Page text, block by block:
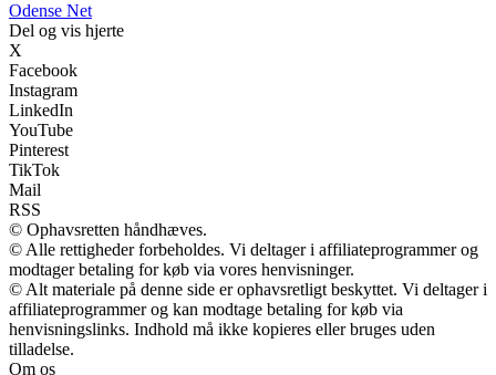
Odense Net
Del og vis hjerte
X
Facebook
Instagram
LinkedIn
YouTube
Pinterest
TikTok
Mail
RSS
© Ophavsretten håndhæves.
© Alle rettigheder forbeholdes. Vi deltager i affiliateprogrammer og
modtager betaling for køb via vores henvisninger.
© Alt materiale på denne side er ophavsretligt beskyttet. Vi deltager i
affiliateprogrammer og kan modtage betaling for køb via
henvisningslinks. Indhold må ikke kopieres eller bruges uden
tilladelse.
Om os